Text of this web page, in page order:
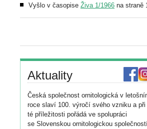
Vyšlo v časopise Živa 1/1966 na straně
Aktuality
Česká společnost ornitologická v
roce slaví 100. výročí svého vzniku a při
té příležitosti pořádá ve spolupráci
se Slovenskou ornitologickou